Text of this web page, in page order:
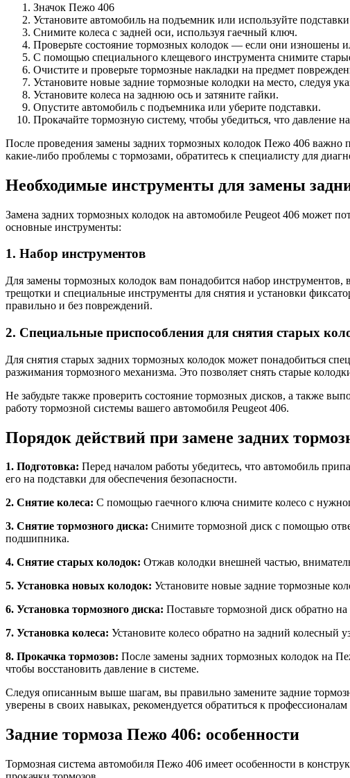
Значок Пежо 406
Установите автомобиль на подъемник или используйте
Снимите колеса с задней оси, используя гаечный ключ.
Проверьте состояние тормозных колодок — если они изношены
С помощью специального клещевого инструмента снимите
Очистите и проверьте тормозные накладки на предмет
Установите новые задние тормозные колодки на место, следуя
Установите колеса на заднюю ось и затяните гайки.
Опустите автомобиль с подъемника или уберите подставки.
Прокачайте тормозную систему, чтобы убедиться, что давление
После проведения замены задних тормозных колодок Пежо 406 важно
какие-либо проблемы с тормозами, обратитесь к специалисту для
Необходимые инструменты для замены
Замена задних тормозных колодок на автомобиле Peugeot 406 может
основные инструменты:
1. Набор инструментов
Для замены тормозных колодок вам понадобится набор
трещотки и специальные инструменты для снятия и установки
правильно и без повреждений.
2. Специальные приспособления для снятия старых
Для снятия старых задних тормозных колодок может понадобиться
разжимания тормозного механизма. Это позволяет снять старые
Не забудьте также проверить состояние тормозных дисков, а также
работу тормозной системы вашего автомобиля Peugeot 406.
Порядок действий при замене задних
1. Подготовка: Перед началом работы убедитесь, что автомобиль
его на подставки для обеспечения безопасности.
2. Снятие колеса: С помощью гаечного ключа снимите колесо с
3. Снятие тормозного диска: Снимите тормозной диск с помощью
подшипника.
4. Снятие старых колодок: Отжав колодки внешней частью,
5. Установка новых колодок: Установите новые задние тормозные
6. Установка тормозного диска: Поставьте тормозной диск обратно
7. Установка колеса: Установите колесо обратно на задний колесный
8. Прокачка тормозов: После замены задних тормозных колодок на
чтобы восстановить давление в системе.
Следуя описанным выше шагам, вы правильно замените задние
уверены в своих навыках, рекомендуется обратиться к профессионалам
Задние тормоза Пежо 406: особенности
Тормозная система автомобиля Пежо 406 имеет особенности в